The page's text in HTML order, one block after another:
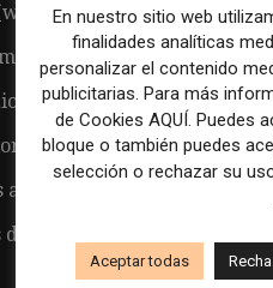
redes sociales y otros
(texto y
y redes sociales
y digitales para
digitalización e
interés.
En nuestro sitio web
finalidades analíticas
personalizar el contenido
publicitarias. Para más
de Cookies AQUÍ. Puedes
bloque o también puedes
selección o rechazar su
Aceptar todas